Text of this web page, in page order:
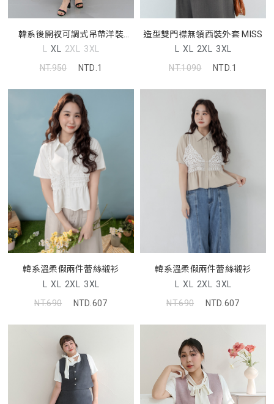
韓系後開衩可調式吊帶洋裝
MISS
L XL 2XL 3XL
NT.950
NTD.1
造型雙門襟無領西裝外套 MISS
L XL 2XL 3XL
NT.1090
NTD.1
韓系溫柔假兩件蕾絲襯衫
L XL 2XL 3XL
NT.690
NTD.607
韓系溫柔假兩件蕾絲襯衫
L XL 2XL 3XL
NT.690
NTD.607